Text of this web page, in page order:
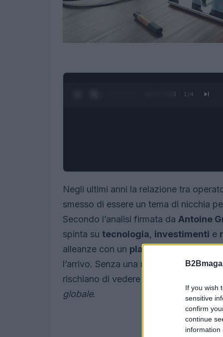
If you wish
sensitive
confirm
continue
information
0:28 / 1:23 1 /4
Negli ultimi anni la relazione tra
smesso di essere un tema di nicchia
Secondo l’analisi firmata da Antoine
spinta su tecnologia, investimenti e
alleanze con un player satellitare
l’arrivo. Senza una mappatura
rischiano di vedere altri soggetti
globale.